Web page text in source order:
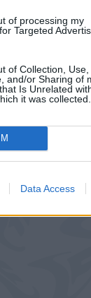
of processing my
Targeted
of Collection, Use,
and/or Sharing of
Is Unrelated
it was collected.
Data Access
voti, pagelle
ufficiali, le
Bologna-
Serie A.